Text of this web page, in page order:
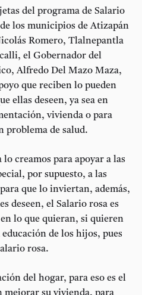
del programa de Salario
los municipios de Atizapán
Romero, Tlalnepantla
el Gobernador del
Alfredo Del Mazo Maza,
que reciben lo pueden
ellas deseen, ya sea en
vivienda o para
problema de salud.
lo creamos para apoyar a las
por supuesto, a las
para que lo inviertan, además,
deseen, el Salario rosa es
lo que quieran, si quieren
de los hijos, pues
rosa.
del hogar, para eso es el